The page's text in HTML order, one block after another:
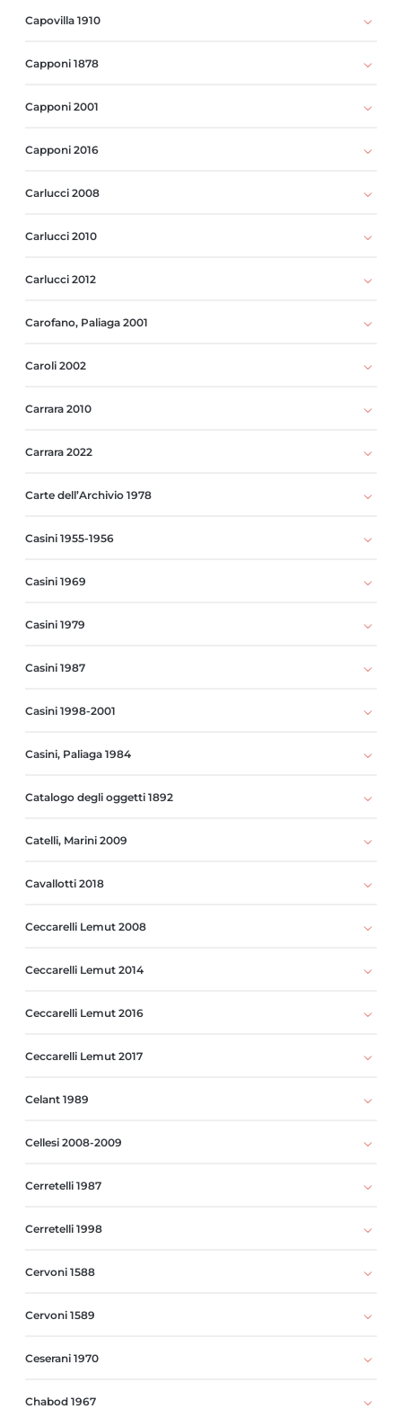
Capovilla 1910
Capponi 1878
Capponi 2001
Capponi 2016
Carlucci 2008
Carlucci 2010
Carlucci 2012
Carofano, Paliaga 2001
Caroli 2002
Carrara 2010
Carrara 2022
Carte dell’Archivio 1978
Casini 1955-1956
Casini 1969
Casini 1979
Casini 1987
Casini 1998-2001
Casini, Paliaga 1984
Catalogo degli oggetti 1892
Catelli, Marini 2009
Cavallotti 2018
Ceccarelli Lemut 2008
Ceccarelli Lemut 2014
Ceccarelli Lemut 2016
Ceccarelli Lemut 2017
Celant 1989
Cellesi 2008-2009
Cerretelli 1987
Cerretelli 1998
Cervoni 1588
Cervoni 1589
Ceserani 1970
Chabod 1967